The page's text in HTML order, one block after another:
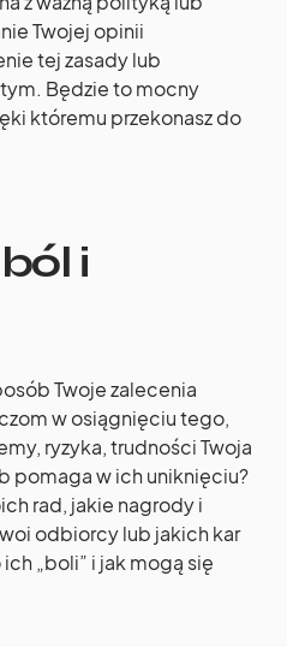
Twojej opinii
tej zasady lub
Będzie to mocny
któremu przekonasz do
i
Twoje zalecenia
w osiągnięciu tego,
ryzyka, trudności Twoja
pomaga w ich uniknięciu?
rad, jakie nagrody i
odbiorcy lub jakich kar
„boli” i jak mogą się